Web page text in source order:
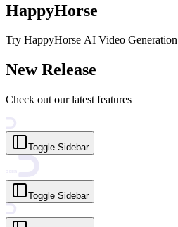
HappyHorse
Try HappyHorse AI Video Generation
New Release
Check out our latest features
Toggle Sidebar
Toggle Sidebar